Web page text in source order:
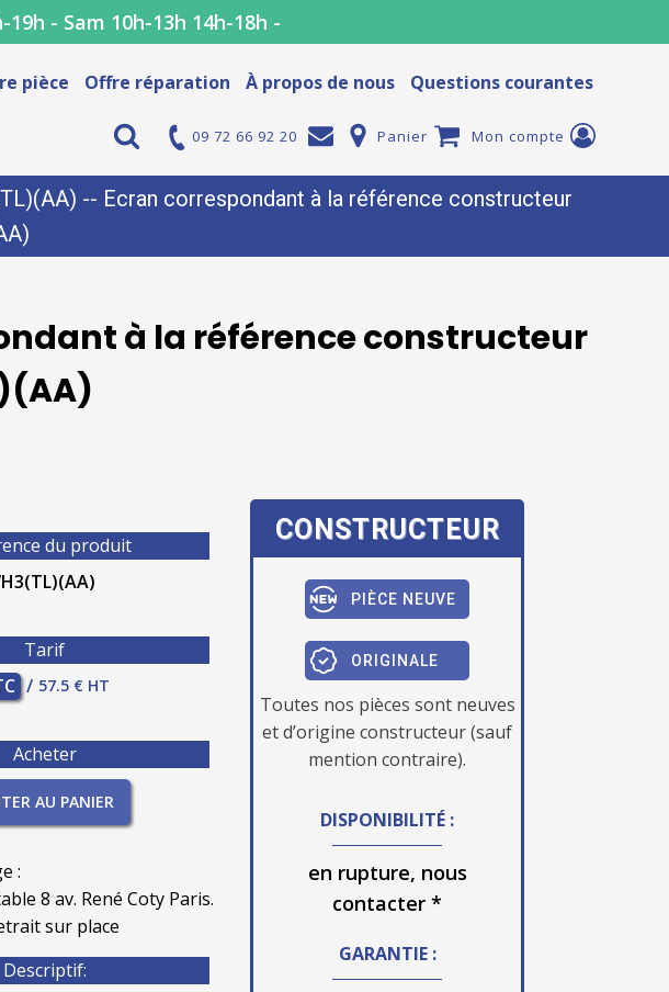
- Sam 10h-13h 14h-18h -
pièce Offre réparation À propos de nous Questions courantes
09 72 66 92 20 Panier Mon compte
-- Ecran correspondant à la référence constructeur
à la référence constructeur
du produit
Tarif
/ 57.5 € HT
Acheter
AU PANIER
:
8 av. René Coty Paris.
sur place
Descriptif:
CONSTRUCTEUR
PIÈCE NEUVE
ORIGINALE
Toutes nos pièces sont neuves
et d’origine constructeur (sauf
mention contraire).
DISPONIBILITÉ :
en rupture, nous
contacter *
GARANTIE :